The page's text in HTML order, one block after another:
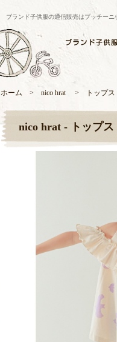
ブランド子供服の通信販売はプッチー
ホーム > nico hrat > トップス
nico hrat - トップス